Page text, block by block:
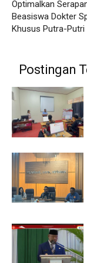
Optimalkan
Beasiswa Dokter
Khusus Putra-Putri
Postingan